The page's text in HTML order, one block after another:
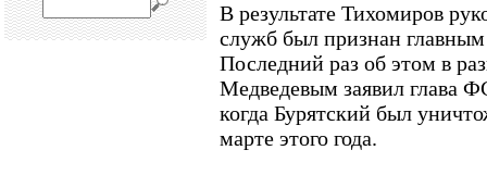
В результате Тихомиров
служб был признан главным
Последний раз об этом в
Медведевым заявил глава
когда Бурятский был
марте этого года.